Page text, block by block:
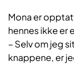
Mona er
hennes ikke er
– Selv om jeg
knappene, er